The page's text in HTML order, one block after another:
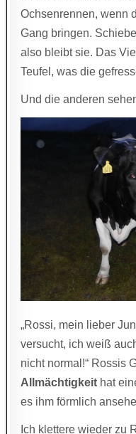
Ochsenrennen, wenn
Gang bringen.
also bleibt sie. Das
Teufel, was die
Und die anderen
„Rossi, mein lieber
versucht, ich weiß
nicht normal!“ Rossis
Allmächtigkeit hat
es ihm förmlich
Ich klettere wieder zu